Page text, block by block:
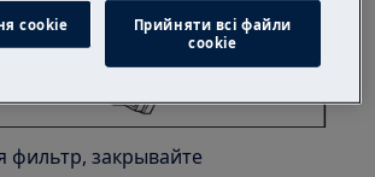
фильтр, закрывайте
cookie
Прийняти всі файли
сookie